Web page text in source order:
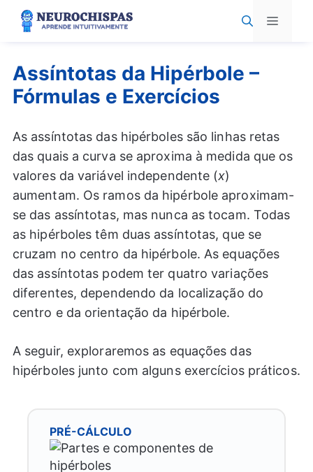
Pular
para
Menu
Assíntotas da Hipérbole –
Fórmulas e Exercícios
As assíntotas das hipérboles são linhas retas
das quais a curva se aproxima à medida que os
valores da variável independente (x)
aumentam. Os ramos da hipérbole aproximam-
se das assíntotas, mas nunca as tocam. Todas
as hipérboles têm duas assíntotas, que se
cruzam no centro da hipérbole. As equações
das assíntotas podem ter quatro variações
diferentes, dependendo da localização do
centro e da orientação da hipérbole.
A seguir, exploraremos as equações das
hipérboles junto com alguns exercícios práticos.
PRÉ-CÁLCULO